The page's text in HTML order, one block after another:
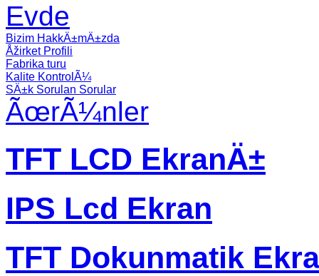
Evde
Bizim HakkÄ±mÄ±zda
Åžirket Profili
Fabrika turu
Kalite KontrolÃ¼
SÄ±k Sorulan Sorular
ÃœrÃ¼nler
TFT LCD EkranÄ±
IPS Lcd Ekran
TFT Dokunmatik